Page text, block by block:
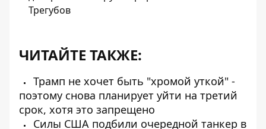
Трегубов
ЧИТАЙТЕ ТАКЖЕ:
Трамп не хочет быть "хромой уткой" -
поэтому снова планирует уйти на третий
срок, хотя это запрещено
Силы США подбили очередной танкер в